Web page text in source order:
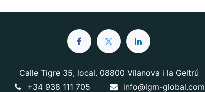
Calle Tigre 35, local. 08800 Vilanova i la Geltrú
+34 938 111 705
info@lgm-global.com